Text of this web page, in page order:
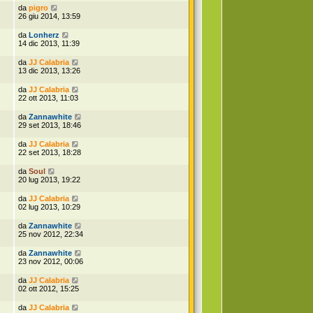
da pigro
26 giu 2014, 13:59
da Lonherz
14 dic 2013, 11:39
da JJ Calabria
13 dic 2013, 13:26
da JJ Calabria
22 ott 2013, 11:03
da Zannawhite
29 set 2013, 18:46
da JJ Calabria
22 set 2013, 18:28
da Soul
20 lug 2013, 19:22
da JJ Calabria
02 lug 2013, 10:29
da Zannawhite
25 nov 2012, 22:34
da Zannawhite
23 nov 2012, 00:06
da JJ Calabria
02 ott 2012, 15:25
da JJ Calabria